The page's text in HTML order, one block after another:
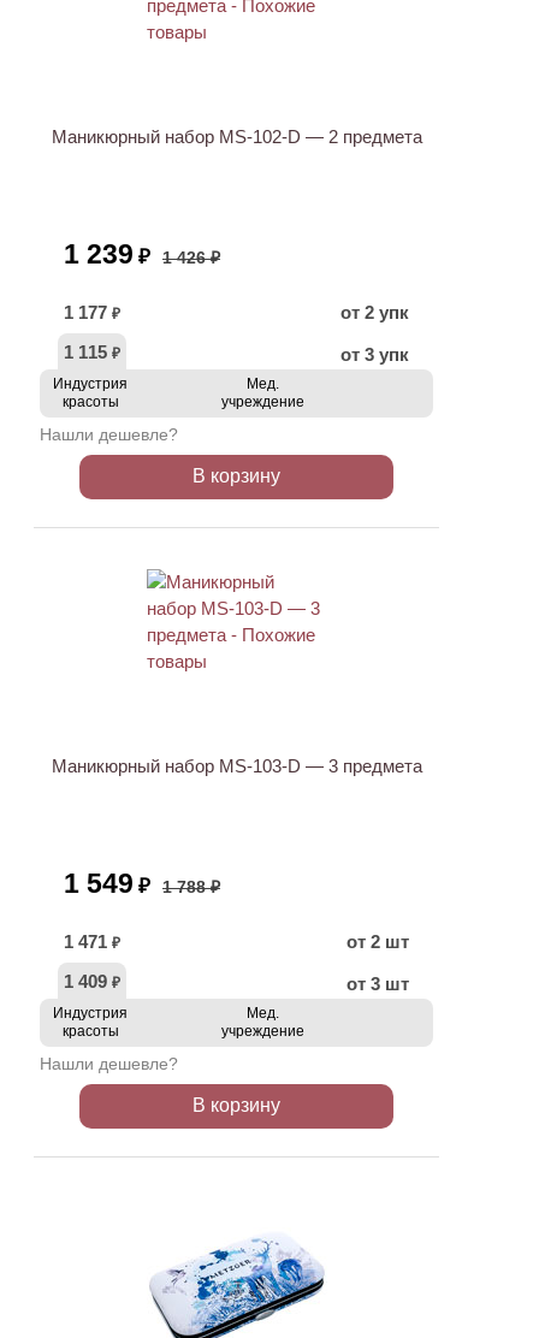
Маникюрный набор MS-102-D — 2 предмета
1 239 ₽ 1 426 ₽
1 177 ₽
от 2 упк
1 115 ₽ от 3 упк
Индустрия
красоты
Мед.
учреждение
Нашли дешевле?
В корзину
Маникюрный набор MS-103-D — 3 предмета
1 549 ₽ 1 788 ₽
1 471 ₽
от 2 шт
1 409 ₽ от 3 шт
Индустрия
красоты
Мед.
учреждение
Нашли дешевле?
В корзину